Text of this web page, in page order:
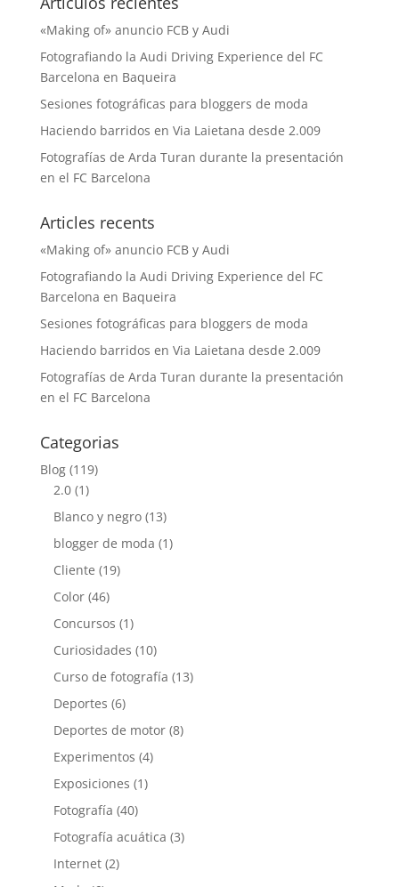
«Making of» anuncio FCB y Audi
Fotografiando la Audi Driving Experience del FC
Barcelona en Baqueira
Sesiones fotográficas para bloggers de moda
Haciendo barridos en Via Laietana desde 2.009
Fotografías de Arda Turan durante la presentación
en el FC Barcelona
Articles recents
«Making of» anuncio FCB y Audi
Fotografiando la Audi Driving Experience del FC
Barcelona en Baqueira
Sesiones fotográficas para bloggers de moda
Haciendo barridos en Via Laietana desde 2.009
Fotografías de Arda Turan durante la presentación
en el FC Barcelona
Categorias
Blog(119)
2.0(1)
Blanco y negro(13)
blogger de moda (1)
Cliente (19)
Color(46)
Concursos (1)
Curiosidades (10)
Curso de fotografía (13)
Deportes (6)
Deportes de motor(8)
Experimentos (4)
Exposiciones (1)
Fotografía (40)
Fotografía acuática (3)
Internet(2)